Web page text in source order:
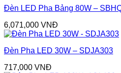
Đèn LED Pha Bảng 80W –
6,071,000 VNĐ
Đèn Pha LED 30W – SDJA303
717,000 VNĐ